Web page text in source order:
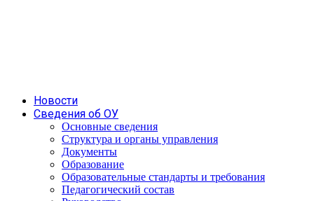
Новости
Сведения об ОУ
Основные сведения
Структура и органы управления
Документы
Образование
Образовательные стандарты и требования
Педагогический состав